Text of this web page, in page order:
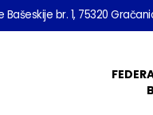
Bašeskije br. 1, 75320